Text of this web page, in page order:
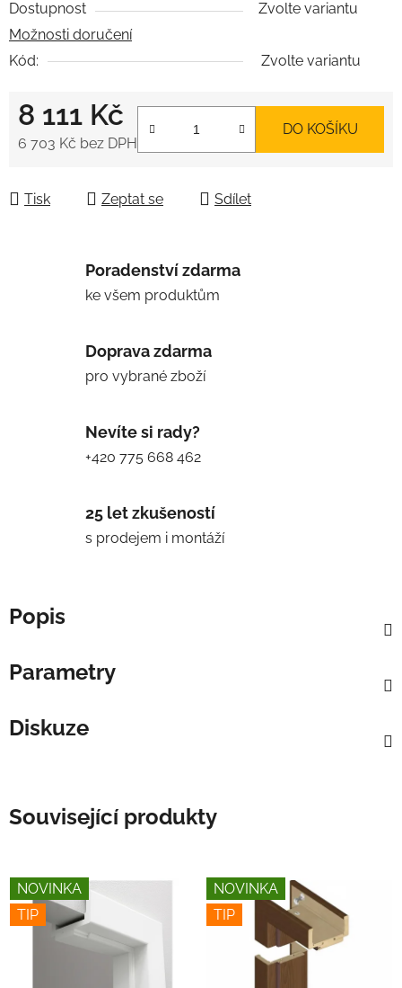
Dostupnost
Zvolte variantu
Možnosti doručení
Kód:
Zvolte variantu
8 111 Kč
6 703 Kč bez DPH
DO KOŠÍKU
Tisk Zeptat se Sdílet
Poradenství zdarma
ke všem produktům
Doprava zdarma
pro vybrané zboží
Nevíte si rady?
+420 775 668 462
25 let zkušeností
s prodejem i montáží
Popis
Parametry
Diskuze
Související produkty
NOVINKA
TIP
NOVINKA
TIP